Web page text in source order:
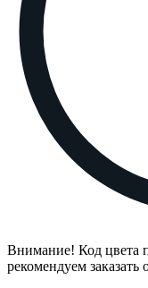
Внимание! Код цвета
рекомендуем заказать